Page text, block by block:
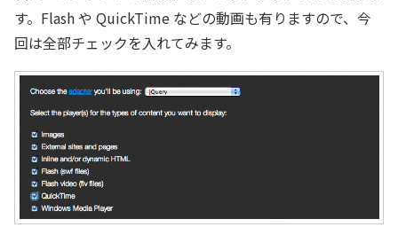
す。Flash や QuickTime などの動画も有りますので、今
回は全部チェックを入れてみます。